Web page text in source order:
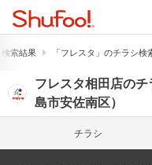
索結果 「フレスタ」のチラシ検
フレスタ相田店の
島市安佐南区）
チラシ